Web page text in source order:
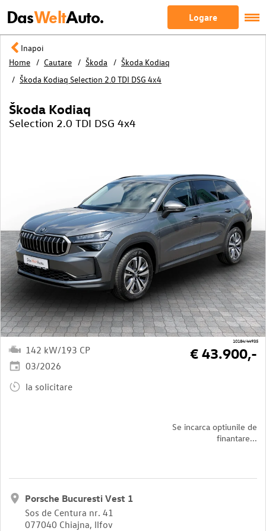
DasWeltAuto. Logare
Inapoi
Home
Cautare Škoda
Škoda Kodiaq
Škoda Kodiaq Selection 2.0 TDI DSG 4x4
10184/44935
Škoda Kodiaq
Selection 2.0 TDI DSG 4x4
142 kW/193 CP
03/2026
la solicitare
Se incarca optiunile de
finantare...
€ 43.900,-
Porsche Bucuresti Vest 1
Sos de Centura nr. 41
077040 Chiajna, llfov